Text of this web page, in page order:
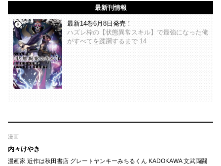
最新刊情報
最新14巻6月8日発売！
ハズレ枠の【状態異常スキル】で最強になった俺
がすべてを蹂躙するまで 14
漫画
内々けやき
漫画家 近作は秋田書店 グレートヤンキーみちるくん KADOKAWA 文武両闘